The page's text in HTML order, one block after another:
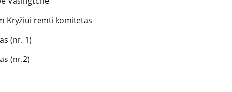
Kryžiui remti komitetas
(nr. 1)
(nr.2)